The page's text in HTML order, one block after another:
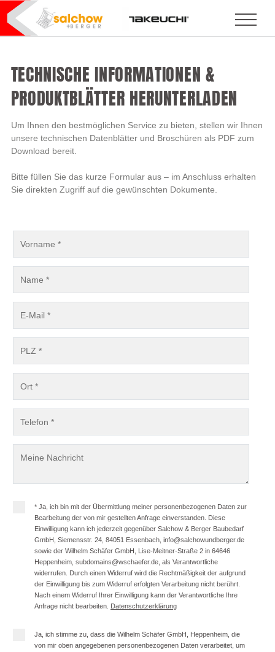
TECHNISCHE INFORMATIONEN &
PRODUKTBLÄTTER HERUNTERLADEN
Um Ihnen den bestmöglichen Service zu bieten, stellen wir Ihnen
unsere technischen Datenblätter und Broschüren als PDF zum
Download bereit.
Bitte füllen Sie das kurze Formular aus – im Anschluss erhalten
Sie direkten Zugriff auf die gewünschten Dokumente.
* Ja, ich bin mit der Übermittlung meiner personenbezogenen Daten zur
Bearbeitung der von mir gestellten Anfrage einverstanden. Diese
Einwilligung kann ich jederzeit gegenüber Salchow & Berger Baubedarf
GmbH, Siemensstr. 24, 84051 Essenbach, info@salchowundberger.de
sowie der Wilhelm Schäfer GmbH, Lise-Meitner-Straße 2 in 64646
Heppenheim, subdomains@wschaefer.de, als Verantwortliche
widerrufen. Durch einen Widerruf wird die Rechtmäßigkeit der aufgrund
der Einwilligung bis zum Widerruf erfolgten Verarbeitung nicht berührt.
Nach einem Widerruf Ihrer Einwilligung kann der Verantwortliche Ihre
Anfrage nicht bearbeiten. Datenschutzerklärung
Ja, ich stimme zu, dass die Wilhelm Schäfer GmbH, Heppenheim, die
von mir oben angegebenen personenbezogenen Daten verarbeitet, um